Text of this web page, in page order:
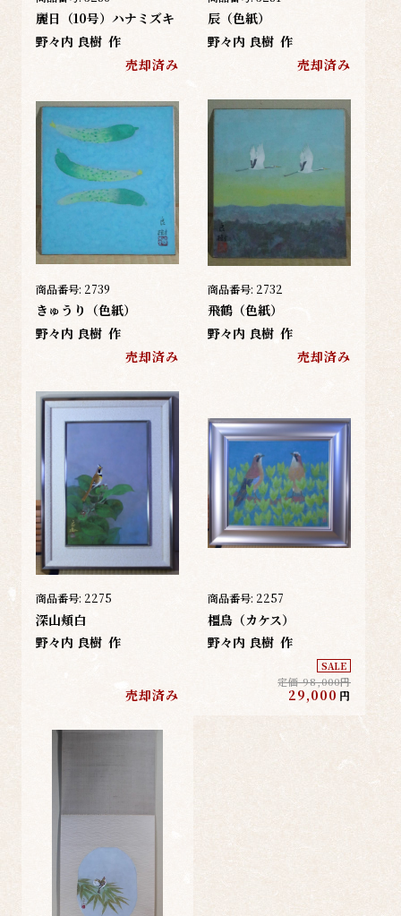
麗日（10号）ハナミズキ
野々内 良樹 作
売却済み
辰（色紙）
野々内 良樹 作
売却済み
商品番号: 2739
きゅうり（色紙）
野々内 良樹 作
売却済み
商品番号: 2732
飛鶴（色紙）
野々内 良樹 作
売却済み
商品番号: 2275
深山頬白
野々内 良樹 作
売却済み
商品番号: 2257
橿鳥（カケス）
野々内 良樹 作
SALE
定価 98,000円
29,000 円